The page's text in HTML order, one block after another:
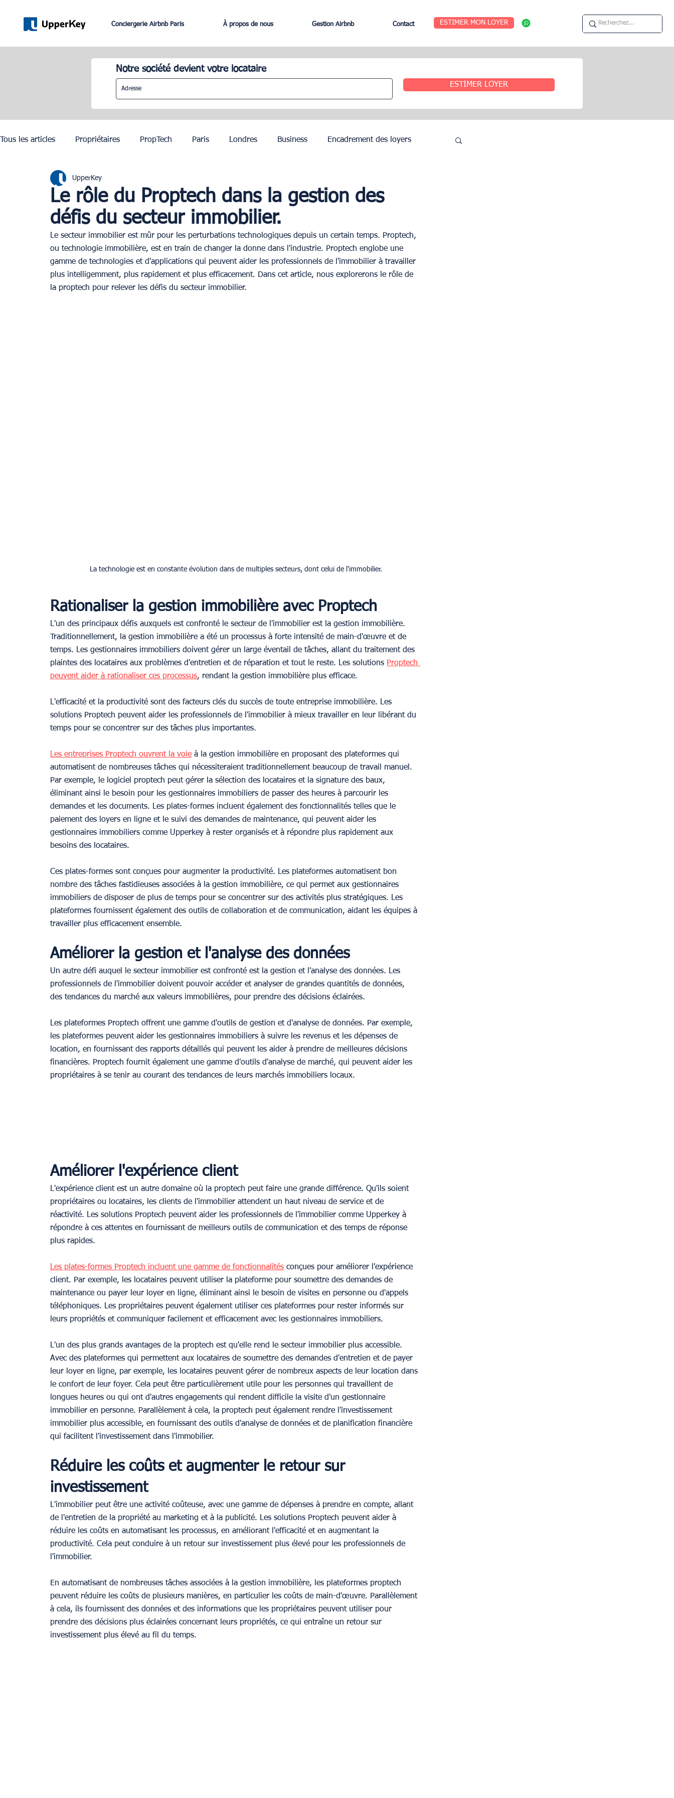
Conciergerie Airbnb Paris À propos de nous Gestion Airbnb Contact ESTIMER MON LOYER
Notre société devient votre locataire
ESTIMER LOYER
Tous les articles Propriétaires PropTech Paris Londres Business Encadrement des loyers
Dubai
JO Paris 2024 Investissement Immobilier Geneva
Provence
Le rôle du Proptech dans la gestion des
défis du secteur immobilier.
UpperKey
Le secteur immobilier est mûr pour les perturbations technologiques depuis un certain temps. Proptech,
ou technologie immobilière, est en train de changer la donne dans l'industrie. Proptech englobe une
gamme de technologies et d'applications qui peuvent aider les professionnels de l'immobilier à travailler
plus intelligemment, plus rapidement et plus efficacement. Dans cet article, nous explorerons le rôle de
la proptech pour relever les défis du secteur immobilier.
La technologie est en constante évolution dans de multiples secteurs, dont celui de l'immobilier.
Rationaliser la gestion immobilière avec Proptech
L'un des principaux défis auxquels est confronté le secteur de l'immobilier est la gestion immobilière.
Traditionnellement, la gestion immobilière a été un processus à forte intensité de main-d'œuvre et de
temps. Les gestionnaires immobiliers doivent gérer un large éventail de tâches, allant du traitement des
plaintes des locataires aux problèmes d'entretien et de réparation et tout le reste. Les solutions Proptech
peuvent aider à rationaliser ces processus, rendant la gestion immobilière plus efficace.
L'efficacité et la productivité sont des facteurs clés du succès de toute entreprise immobilière. Les
solutions Proptech peuvent aider les professionnels de l'immobilier à mieux travailler en leur libérant du
temps pour se concentrer sur des tâches plus importantes.
Les entreprises Proptech ouvrent la voie à la gestion immobilière en proposant des plateformes qui
automatisent de nombreuses tâches qui nécessiteraient traditionnellement beaucoup de travail manuel.
Par exemple, le logiciel proptech peut gérer la sélection des locataires et la signature des baux,
éliminant ainsi le besoin pour les gestionnaires immobiliers de passer des heures à parcourir les
demandes et les documents. Les plates-formes incluent également des fonctionnalités telles que le
paiement des loyers en ligne et le suivi des demandes de maintenance, qui peuvent aider les
gestionnaires immobiliers comme Upperkey à rester organisés et à répondre plus rapidement aux
besoins des locataires.
Ces plates-formes sont conçues pour augmenter la productivité. Les plateformes automatisent bon
nombre des tâches fastidieuses associées à la gestion immobilière, ce qui permet aux gestionnaires
immobiliers de disposer de plus de temps pour se concentrer sur des activités plus stratégiques. Les
plateformes fournissent également des outils de collaboration et de communication, aidant les équipes à
travailler plus efficacement ensemble.
Améliorer la gestion et l'analyse des données
Un autre défi auquel le secteur immobilier est confronté est la gestion et l'analyse des données. Les
professionnels de l'immobilier doivent pouvoir accéder et analyser de grandes quantités de données,
des tendances du marché aux valeurs immobilières, pour prendre des décisions éclairées.
Les plateformes Proptech offrent une gamme d'outils de gestion et d'analyse de données. Par exemple,
les plateformes peuvent aider les gestionnaires immobiliers à suivre les revenus et les dépenses de
location, en fournissant des rapports détaillés qui peuvent les aider à prendre de meilleures décisions
financières. Proptech fournit également une gamme d'outils d'analyse de marché, qui peuvent aider les
propriétaires à se tenir au courant des tendances de leurs marchés immobiliers locaux.
Améliorer l'expérience client
L'expérience client est un autre domaine où la proptech peut faire une grande différence. Qu'ils soient
propriétaires ou locataires, les clients de l'immobilier attendent un haut niveau de service et de
réactivité. Les solutions Proptech peuvent aider les professionnels de l'immobilier comme Upperkey à
répondre à ces attentes en fournissant de meilleurs outils de communication et des temps de réponse
plus rapides.
Les plates-formes Proptech incluent une gamme de fonctionnalités conçues pour améliorer l'expérience
client. Par exemple, les locataires peuvent utiliser la plateforme pour soumettre des demandes de
maintenance ou payer leur loyer en ligne, éliminant ainsi le besoin de visites en personne ou d'appels
téléphoniques. Les propriétaires peuvent également utiliser ces plateformes pour rester informés sur
leurs propriétés et communiquer facilement et efficacement avec les gestionnaires immobiliers.
L'un des plus grands avantages de la proptech est qu'elle rend le secteur immobilier plus accessible.
Avec des plateformes qui permettent aux locataires de soumettre des demandes d'entretien et de payer
leur loyer en ligne, par exemple, les locataires peuvent gérer de nombreux aspects de leur location dans
le confort de leur foyer. Cela peut être particulièrement utile pour les personnes qui travaillent de
longues heures ou qui ont d'autres engagements qui rendent difficile la visite d'un gestionnaire
immobilier en personne. Parallèlement à cela, la proptech peut également rendre l'investissement
immobilier plus accessible, en fournissant des outils d'analyse de données et de planification financière
qui facilitent l'investissement dans l'immobilier.
Réduire les coûts et augmenter le retour sur
investissement
L'immobilier peut être une activité coûteuse, avec une gamme de dépenses à prendre en compte, allant
de l'entretien de la propriété au marketing et à la publicité. Les solutions Proptech peuvent aider à
réduire les coûts en automatisant les processus, en améliorant l'efficacité et en augmentant la
productivité. Cela peut conduire à un retour sur investissement plus élevé pour les professionnels de
l'immobilier.
En automatisant de nombreuses tâches associées à la gestion immobilière, les plateformes proptech
peuvent réduire les coûts de plusieurs manières, en particulier les coûts de main-d'œuvre. Parallèlement
à cela, ils fournissent des données et des informations que les propriétaires peuvent utiliser pour
prendre des décisions plus éclairées concernant leurs propriétés, ce qui entraîne un retour sur
investissement plus élevé au fil du temps.